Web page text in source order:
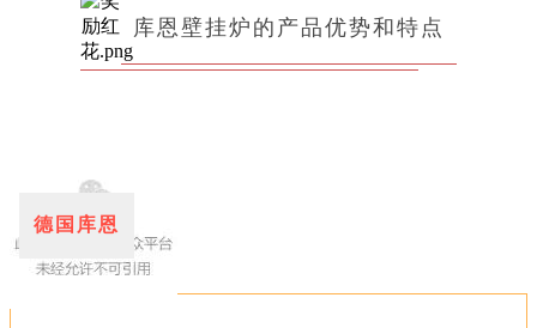
库恩壁挂炉的产品优势和特点
德国库恩